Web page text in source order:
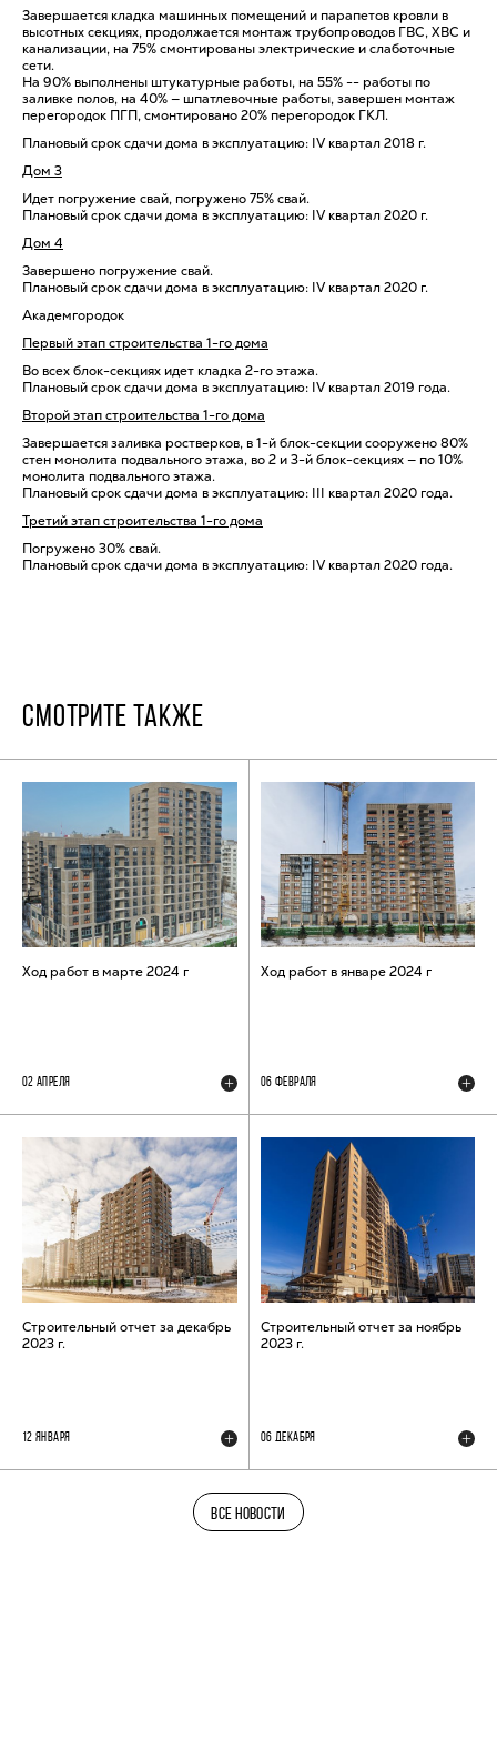
Завершается кладка машинных помещений и парапетов кровли в
высотных секциях, продолжается монтаж трубопроводов ГВС, ХВС и
канализации, на 75% смонтированы электрические и слаботочные
сети.
На 90% выполнены штукатурные работы, на 55% -- работы по
заливке полов, на 40% — шпатлевочные работы, завершен монтаж
перегородок ПГП, смонтировано 20% перегородок ГКЛ.
Плановый срок сдачи дома в эксплуатацию: IV квартал 2018 г.
Дом 3
Идет погружение свай, погружено 75% свай.
Плановый срок сдачи дома в эксплуатацию: IV квартал 2020 г.
Дом 4
Завершено погружение свай.
Плановый срок сдачи дома в эксплуатацию: IV квартал 2020 г.
Академгородок
Первый этап строительства 1-го дома
Во всех блок-секциях идет кладка 2-го этажа.
Плановый срок сдачи дома в эксплуатацию: IV квартал 2019 года.
Второй этап строительства 1-го дома
Завершается заливка ростверков, в 1-й блок-секции сооружено 80%
стен монолита подвального этажа, во 2 и 3-й блок-секциях — по 10%
монолита подвального этажа.
Плановый срок сдачи дома в эксплуатацию: III квартал 2020 года.
Третий этап строительства 1-го дома
Погружено 30% свай.
Плановый срок сдачи дома в эксплуатацию: IV квартал 2020 года.
СМОТРИТЕ ТАКЖЕ
Ход работ в марте 2024 г
02 АПРЕЛЯ
Ход работ в январе 2024 г
06 ФЕВРАЛЯ
Строительный отчет за декабрь
2023 г.
12 ЯНВАРЯ
Строительный отчет за ноябрь
2023 г.
06 ДЕКАБРЯ
ВСЕ НОВОСТИ